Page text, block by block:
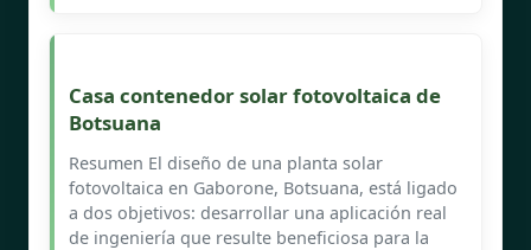
Casa contenedor solar fotovoltaica de
Botsuana
Resumen El diseño de una planta solar
fotovoltaica en Gaborone, Botsuana, está ligado
a dos objetivos: desarrollar una aplicación real
de ingeniería que resulte beneficiosa para la